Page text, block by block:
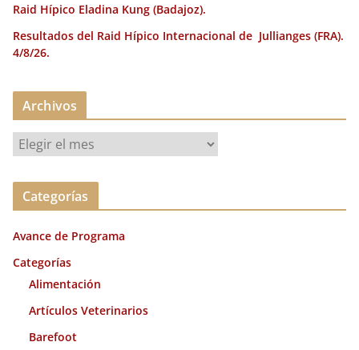
Raid Hípico Eladina Kung (Badajoz).
Resultados del Raid Hípico Internacional de Jullianges (FRA).
4/8/26.
Archivos
c
v
o
Categorías
Avance de Programa
Categorías
Alimentación
Artículos Veterinarios
Barefoot